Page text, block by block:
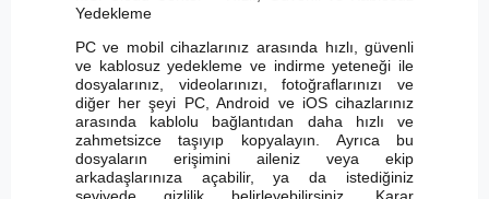
Yedekleme
PC ve mobil cihazlarınız arasında hızlı, güvenli
ve kablosuz yedekleme ve indirme yeteneği ile
dosyalarınız, videolarınızı, fotoğraflarınızı ve
diğer her şeyi PC, Android ve iOS cihazlarınız
arasında kablolu bağlantıdan daha hızlı ve
zahmetsizce taşıyıp kopyalayın. Ayrıca bu
dosyaların erişimini aileniz veya ekip
arkadaşlarınıza açabilir, ya da istediğiniz